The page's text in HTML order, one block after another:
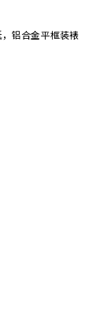
铝合金平框装裱